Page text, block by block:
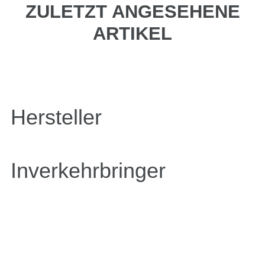
ZULETZT ANGESEHENE
ARTIKEL
Hersteller
Inverkehrbringer